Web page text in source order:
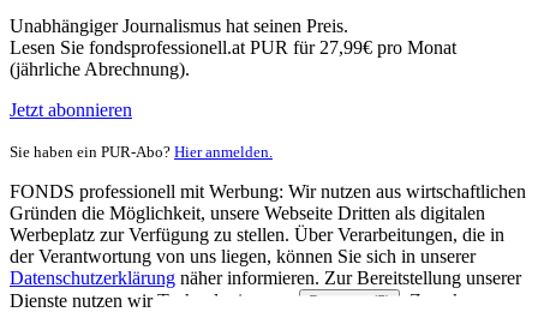
Unabhängiger Journalismus hat seinen Preis.
Lesen Sie fondsprofessionell.at PUR für 27,99€ pro Monat
(jährliche Abrechnung).
Jetzt abonnieren
Sie haben ein PUR-Abo? Hier anmelden.
FONDS professionell mit Werbung: Wir nutzen aus wirtschaftlichen
Gründen die Möglichkeit, unsere Webseite Dritten als digitalen
Werbeplatz zur Verfügung zu stellen. Über Verarbeitungen, die in
der Verantwortung von uns liegen, können Sie sich in unserer
Datenschutzerklärung näher informieren. Zur Bereitstellung unserer
Dienste nutzen wir Technologien von
Partnern (5)
. Zwecke: